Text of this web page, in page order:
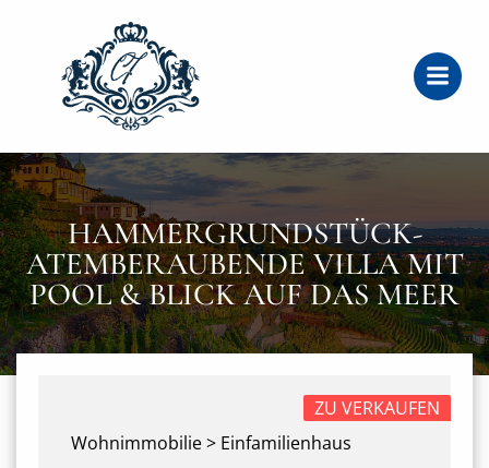
HAMMERGRUNDSTÜCK-
ATEMBERAUBENDE VILLA MIT
POOL & BLICK AUF DAS MEER
Wohnimmobilie > Einfamilienhaus
ZU VERKAUFEN